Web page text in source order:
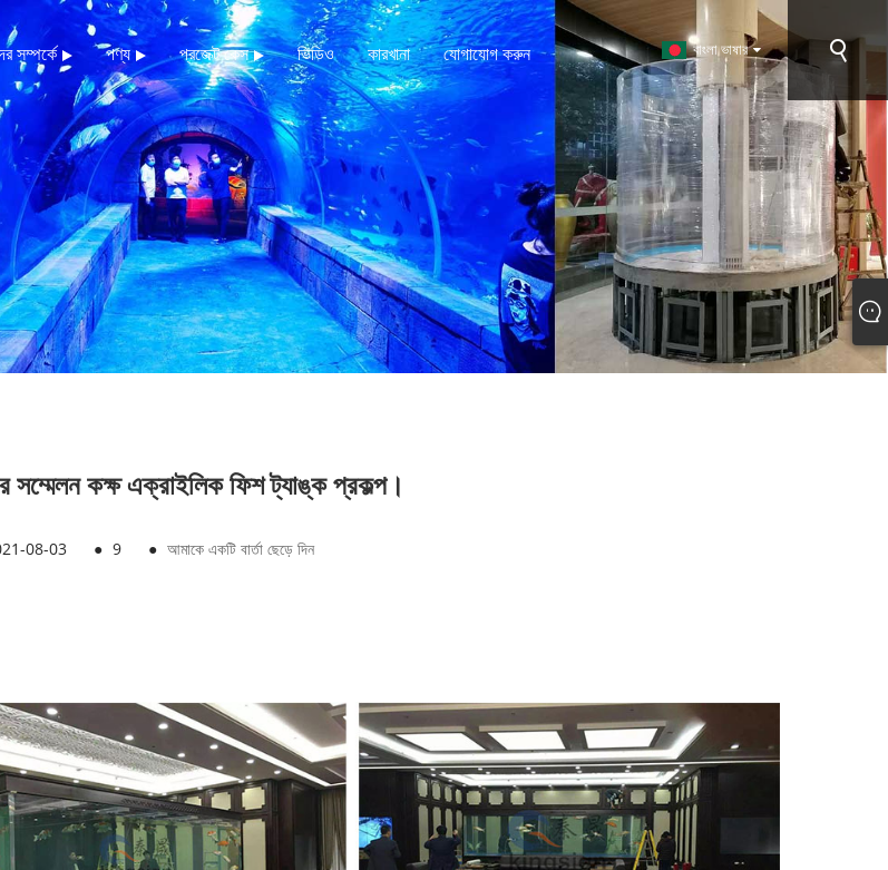
সম্পর্কে পণ্য প্রজেক্ট কেস ভিডিও কারখানা যোগাযোগ করুন বাংলা ভাষার
সম্মেলন কক্ষ এক্রাইলিক ফিশ ট্যাঙ্ক প্রকল্প।
08-03 ● 9 ● আমাকে একটি বার্তা ছেড়ে দিন